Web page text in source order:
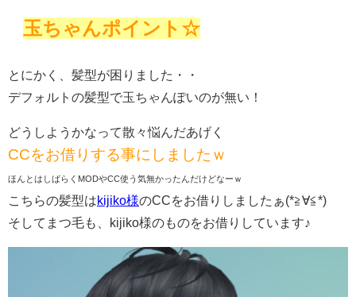
玉ちゃんポイント☆
とにかく、髪型が困りました・・
デフォルトの髪型で玉ちゃんぽいのが無い！
どうしようかなって散々悩んだあげく
CCをお借りする事にしましたｗ
ほんとはしばらくMODやCC使う気無かったんだけどなーｗ
こちらの髪型はkijiko様のCCをお借りしましたぁ(*≧∀≦*)
そしてまつ毛も、kijiko様のものをお借りしています♪